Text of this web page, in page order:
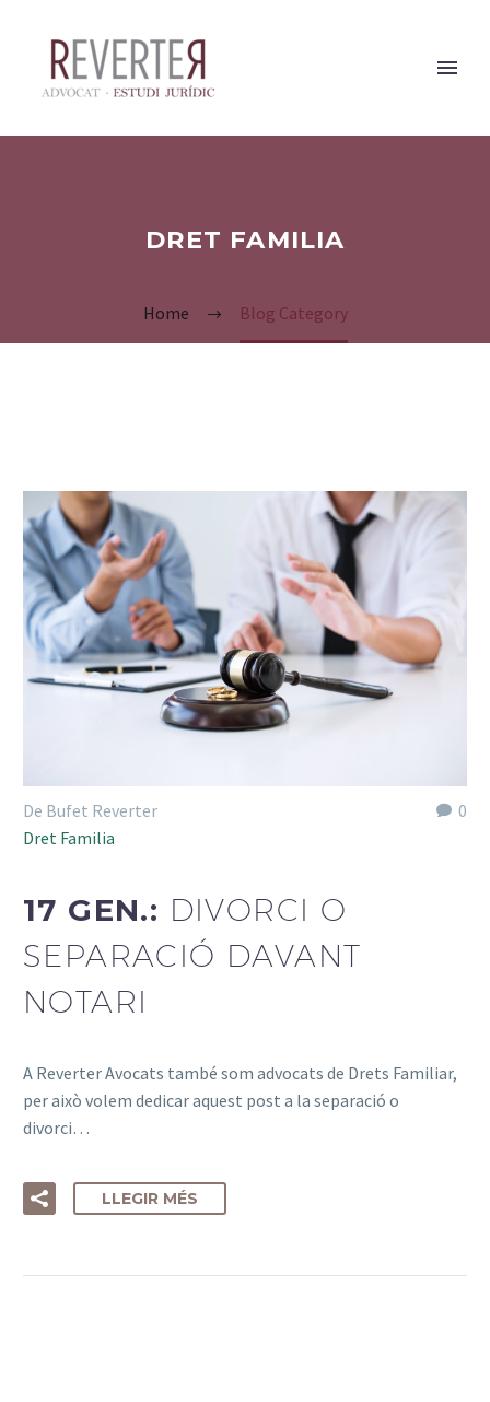
DRET FAMILIA
Home Blog Category
0
De Bufet Reverter
Dret Familia
17 GEN.: DIVORCI O
SEPARACIÓ DAVANT
NOTARI
A Reverter Avocats també som advocats de Drets Familiar,
per això volem dedicar aquest post a la separació o
divorci…
LLEGIR MÉS